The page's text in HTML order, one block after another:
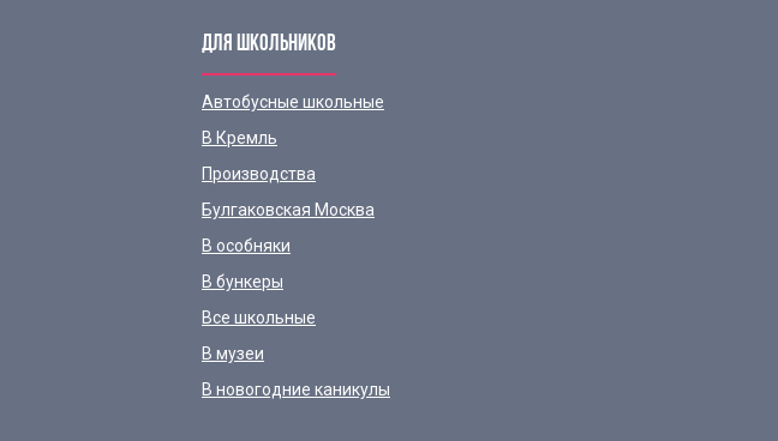
ДЛЯ ШКОЛЬНИКОВ
Автобусные школьные
В Кремль
Производства
Булгаковская Москва
В особняки
В бункеры
Все школьные
В музеи
В новогодние каникулы